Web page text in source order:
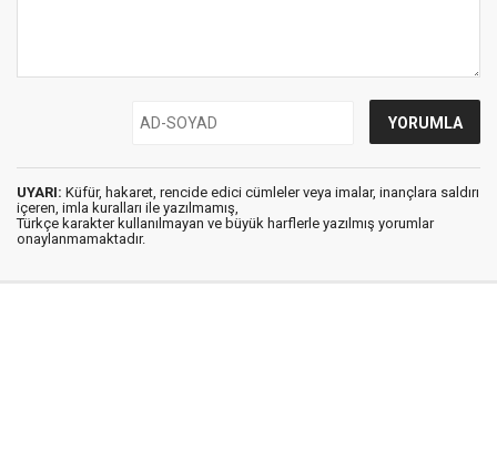
UYARI: Küfür, hakaret, rencide edici cümleler veya imalar, inançlara saldırı
içeren, imla kuralları ile yazılmamış,
Türkçe karakter kullanılmayan ve büyük harflerle yazılmış yorumlar
onaylanmamaktadır.